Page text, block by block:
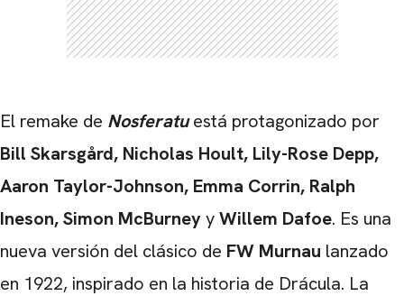
El remake de Nosferatuestá protagonizado por
Bill Skarsgård, Nicholas Hoult, Lily-Rose Depp,
Aaron Taylor-Johnson, Emma Corrin, Ralph
Ineson, Simon McBurneyyWillem Dafoe. Es una
nueva versión del clásico de FW Murnau lanzado
en 1922, inspirado en la historia de Drácula. La